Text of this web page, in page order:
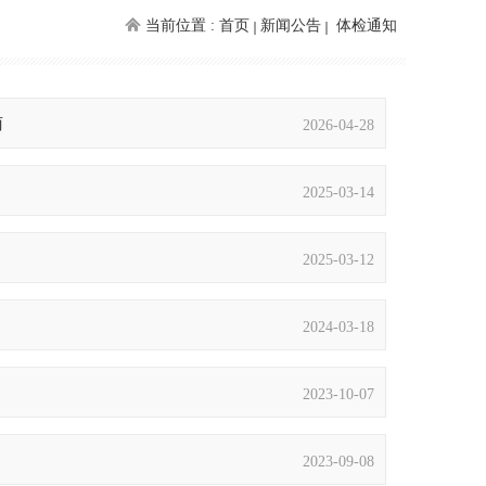
当前位置 : 首页 新闻公告 体检通知